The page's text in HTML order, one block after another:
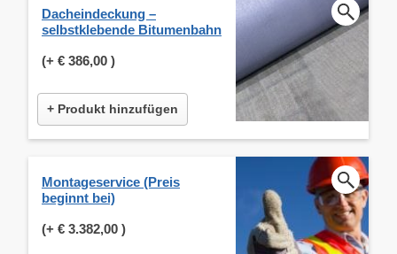
Dacheindeckung –
selbstklebende Bitumenbahn
(+ € 386,00 )
+ Produkt hinzufügen
Montageservice (Preis
beginnt bei)
(+ € 3.382,00 )